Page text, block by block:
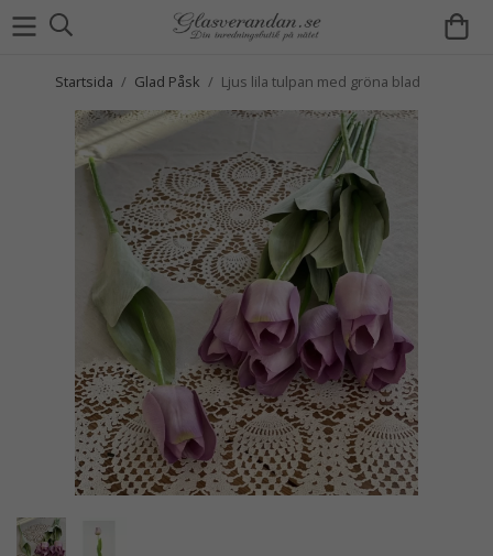
Startsida / Glad Påsk / Ljus lila tulpan med gröna blad